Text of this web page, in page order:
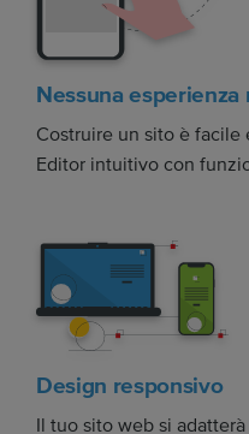
Nessuna esperienza
Costruire un sito è
Editor intuitivo con
Design responsivo
Il tuo sito web si